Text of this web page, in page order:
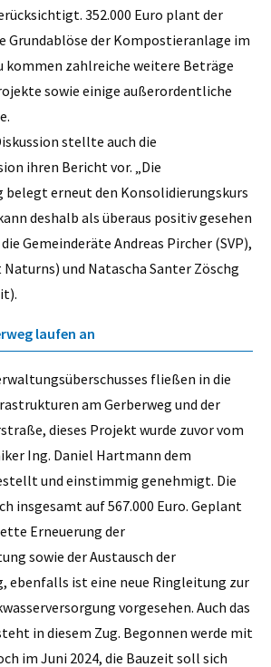
352.000 Euro plant der
Grundablöse der Kompostieranlage im
kommen zahlreiche weitere Beträge
sowie einige außerordentliche
stellte auch die
ihren Bericht vor. „Die
belegt erneut den Konsolidierungskurs
deshalb als überaus positiv gesehen
Gemeinderäte Andreas Pircher (SVP),
und Natascha Santer Zöschg
laufen an
fließen in die
am Gerberweg und der
dieses Projekt wurde zuvor vom
Ing. Daniel Hartmann dem
und einstimmig genehmigt. Die
insgesamt auf 567.000 Euro. Geplant
Erneuerung der
sowie der Austausch der
ebenfalls ist eine neue Ringleitung zur
vorgesehen. Auch das
in diesem Zug. Begonnen werde mit
im Juni 2024, die Bauzeit soll sich